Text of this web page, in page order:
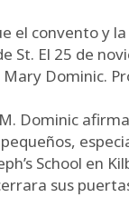
el convento y
St. El 25 de
Dominic.
Dominic
School en
sus